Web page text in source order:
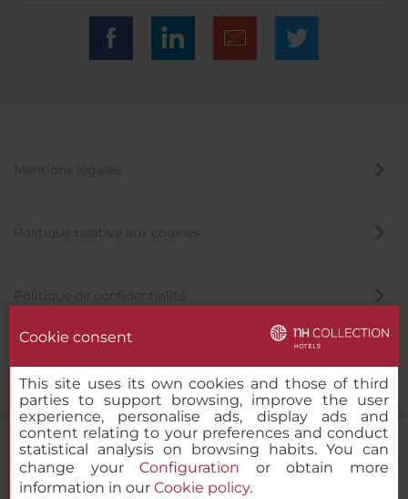
Mentions légales
Politique relative aux cookies
Politique de confidentialité
Cookie consent
This site uses its own cookies and those of third
parties to support browsing, improve the user
experience, personalise ads, display ads and
content relating to your preferences and conduct
statistical analysis on browsing habits. You can
change yourConfiguration or obtain more
information in our Cookie policy.